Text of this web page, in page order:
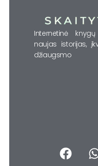
Internetinė
naujas istorijas,
džiaugsmo
F